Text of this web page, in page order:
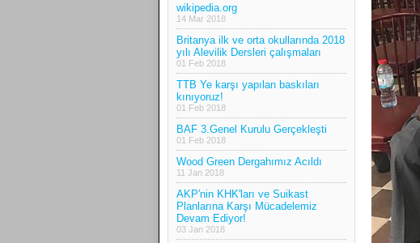
wikipedia.org
14 Mar 2018
Britanya ilk ve orta okullarında 2018
yılı Alevilik Dersleri çalışmaları
01 Feb 2018
TTB Ye karşı yapılan baskıları
kınıyoruz!
01 Feb 2018
BAF 3.Genel Kurulu Gerçekleşti
01 Feb 2018
Wood Green Dergahımız Acıldı
11 Jan 2018
AKP'nin KHK'ları ve Suikast
Planlarına Karşı Mücadelemiz
Devam Ediyor!
03 Jan 2018